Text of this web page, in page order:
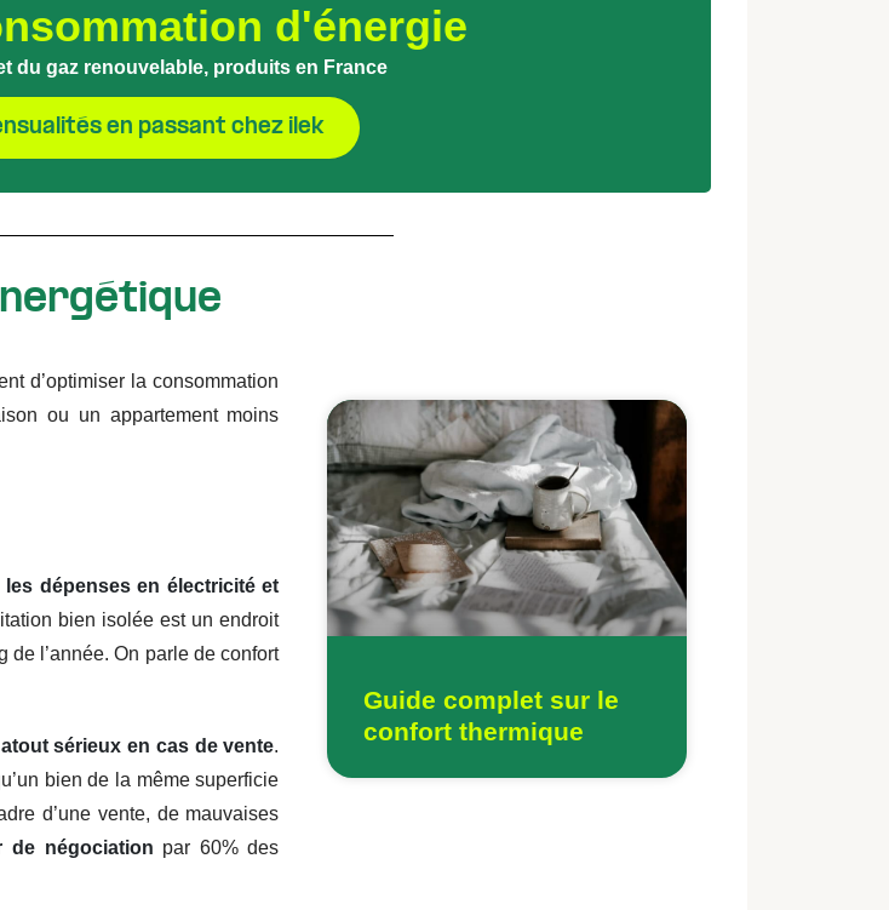
d'énergie
du gaz renouvelable, produits en France
en passant chez ilek
d’optimiser la consommation
ou un appartement moins
les dépenses en électricité et
bien isolée est un endroit
de l’année. On parle de confort
sérieux en cas de vente.
bien de la même superficie
d’une vente, de mauvaises
de négociation par 60% des
Guide complet sur le
confort thermique